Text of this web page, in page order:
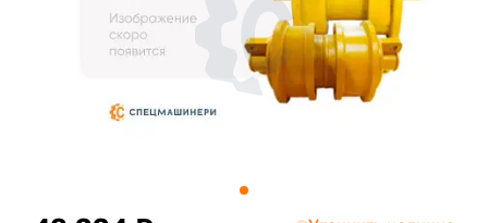
3D тур по складам
sksale@skdst.ru